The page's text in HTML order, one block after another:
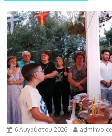
6 Αυγούστου 2026 adminvoice